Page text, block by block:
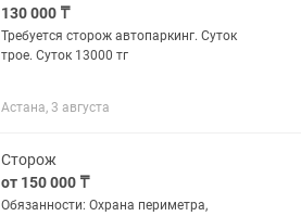
130 000 ₸
Требуется сторож автопаркинг. Суток
трое. Суток 13000 тг
Астана, 3 августа
Сторож
от 150 000 ₸
Обязанности: Охрана периметра,